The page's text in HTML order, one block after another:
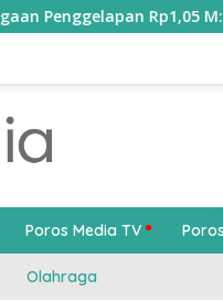
Rp1,05 M: Ada Indikasi
Poros Media TV
Olahraga